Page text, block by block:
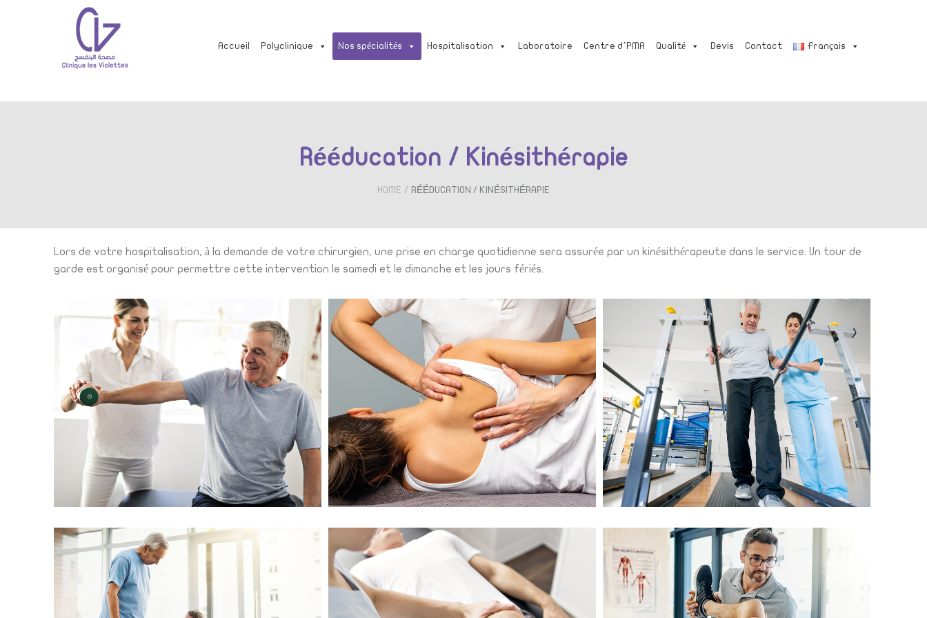
Accueil Polyclinique Nos spécialités Hospitalisation Laboratoire Centre d’PMA Qualité Devis Contact Français
Rééducation / Kinésithérapie
HOME / RÉÉDUCATION / KINÉSITHÉRAPIE
Lors de votre hospitalisation, à la demande de votre chirurgien, une prise en charge quotidienne sera assurée par un kinésithérapeute dans le service. Un tour de
garde est organisé pour permettre cette intervention le samedi et le dimanche et les jours fériés.